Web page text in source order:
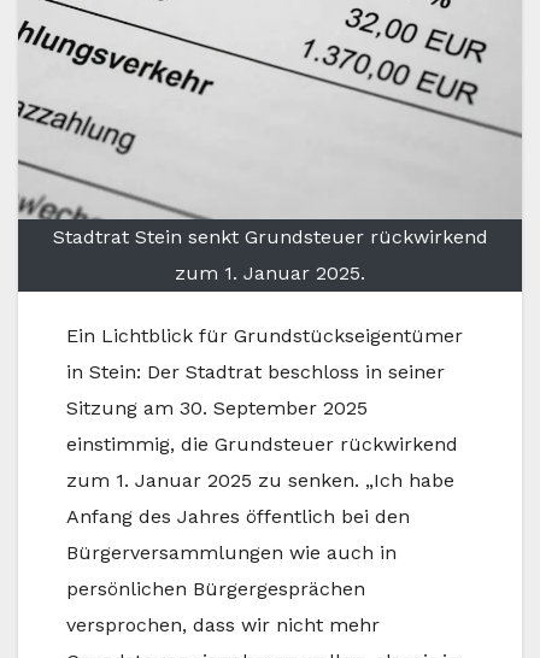
Stadtrat Stein senkt Grundsteuer rückwirkend
zum 1. Januar 2025.
Ein Lichtblick für Grundstückseigentümer
in Stein: Der Stadtrat beschloss in seiner
Sitzung am 30. September 2025
einstimmig, die Grundsteuer rückwirkend
zum 1. Januar 2025 zu senken. „Ich habe
Anfang des Jahres öffentlich bei den
Bürgerversammlungen wie auch in
persönlichen Bürgergesprächen
versprochen, dass wir nicht mehr